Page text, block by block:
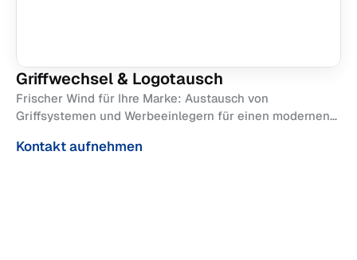
Griffwechsel & Logotausch
Frischer Wind für Ihre Marke: Austausch von
Griffsystemen und Werbeeinlegern für einen modernen
Kontakt aufnehmen